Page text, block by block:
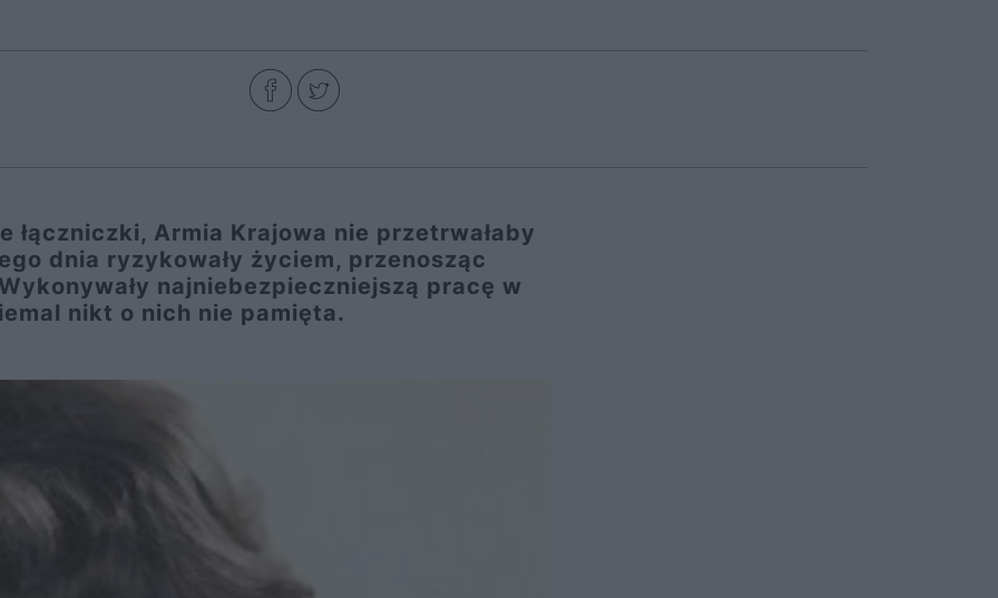
łączniczki, Armia Krajowa nie przetrwałaby
dnia ryzykowały życiem, przenosząc
najniebezpieczniejszą pracę w
nikt o nich nie pamięta.